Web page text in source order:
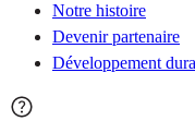
Notre histoire
Devenir partenaire
Développement